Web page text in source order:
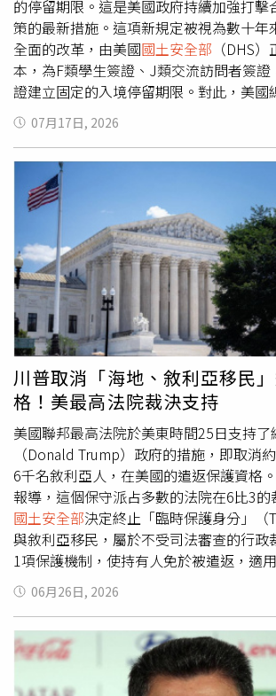
證。如今，美國國土安全部在16日的聲明
消所謂的「身分有效期限漏洞」（
loophole），該制度過去允許上述簽證持
府定期監督的情況下，無限期留在美國。
登於《聯邦公報》（Federal Register）後
並將接受由共和黨主導的美國國會審查，
項程序僅屬形式。雖然川普1.0時期便曾
縮政策，但隨後遭拜登政府撤銷。對此，
關係教授刁大明表示，美國政府收緊簽證
助於美國維持與國際社會正常交流與互
會讓學生、交流訪客與新聞記者更難前
美國總統川普今年5月訪問北京後，美中
彼此關係，但若要維持這項「來之不易的
要採取更具建設性的措施。部分共和黨人
學生祭出更嚴格限制。美國佛州聯邦眾議
Paulina Luna）17日在社群媒體發文表示
生簽證都應立即取消」，同時還在貼文中
比歐（Marco Rubio）。佛州州長德桑提
DeSantis）也發文稱：「是時候撤銷中共
根據官方統計，美國在2023至2024學年度
萬名國際學生，為全球最多，並於2023年
超過500億美元的貢獻。對此，美國移民
（Tahmina Watson）強調：「這項政策
在下一個學年度，更可能在未來數十年間
新能力下降、新創企業減少、人才供應鏈
球競爭力下滑。」
的停留期限。這是美國政府持續加強打擊
策的最新措施。這項新規定被視為數十年
全面的改革，由美國國土安全部 （DHS
本，為F類學生簽證、J類交流訪問者簽
證建立固定的入境停留期限。對此，美國
（Donald Trump）政府宣稱，新措施有
並強化國家安全，但法律專家警告，此舉
濟及創新能力。據《南華早報》報導，美
日的聲明中指出，新規將取消所謂的「身
（duration of status loophole），該制
證持有人「在缺乏政府定期監督的情況
國。」這套制度自數十年前實施以來，
的人士可依據其獲准課程或工作派遣期間
固定期限限制，因此入境紀錄上並未載明
美國國土安全部部長穆林（Markwayne
十年來，外國學生得以無限期留在美國，
透過持續註冊課程來濫用我們的移民制度
國。」新規將於17日刊登於《聯邦公報
Register）後60天正式生效，並將接受由
國會審查，但外界普遍認為這項程序僅屬
1.0時期便曾提出類似的簽證緊縮政策，但
撤銷。對非法及合法移民的強力管制，一
的政策主軸之一，而技術工作者簽證與外
的整頓對象。自川普重返白宮以來，美國
漲各類移民費用、縮短簽證與合法身分期
合法身分，並基於意識形態因素撤銷永久
Card）及學生簽證。根據新規，多數外國
准在美停留5年，未來將大幅縮短為240
延長簽證；而中國記者在美停留時間則進
天，意味著每90天就要重新申請延期。
門護照者不受此限，仍適用240天停留規
記者的新措施早在去年提出時，就被北京
但中國駐美國大使館截至目前尚未回應媒
07月17日, 2026
川普取消「海地、敘利亞移民
格！美最高法院裁決支持
美國聯邦最高法院於美東時間25日支持了
（Donald Trump）政府的措施，即取消
6千名敘利亞人，在美國的遣返保護資格
報導，這個保守派占多數的法院在6比3
國土安全部決定終止「臨時保護身分」（
與敘利亞移民，屬於不受司法審查的行政
1項保護機制，使持有人免於被遣返，適
自然災害或其他特殊情況而被認定若返國
群。海地與敘利亞TPS持有者的律師在4
中主張，兩國當前局勢仍然不安全，且政
部分受到種族敵意所驅動。對此，美國最
法官阿利托（Samuel Anthony Alito Jr.
獲得最高法院其他5名保守派法官的支持。
06月26日, 2026